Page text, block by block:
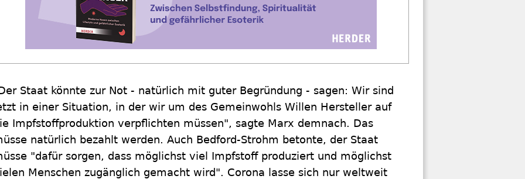
Staat könnte zur Not - natürlich mit guter Begründung - sagen: Wir sind
in einer Situation, in der wir um des Gemeinwohls Willen Hersteller auf
Impfstoffproduktion verpflichten müssen", sagte Marx demnach. Das
natürlich bezahlt werden. Auch Bedford-Strohm betonte, der Staat
"dafür sorgen, dass möglichst viel Impfstoff produziert und möglichst
Menschen zugänglich gemacht wird". Corona lasse sich nur weltweit